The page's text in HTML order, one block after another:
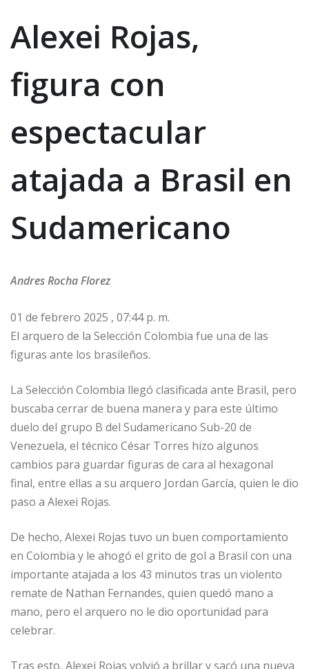
Alexei Rojas,
figura con
espectacular
atajada a Brasil en
Sudamericano
Andres Rocha Florez
01 de febrero 2025 , 07:44 p. m.
El arquero de la Selección Colombia fue una de las
figuras ante los brasileños.
La Selección Colombia llegó clasificada ante Brasil, pero
buscaba cerrar de buena manera y para este último
duelo del grupo B del Sudamericano Sub-20 de
Venezuela, el técnico César Torres hizo algunos
cambios para guardar figuras de cara al hexagonal
final, entre ellas a su arquero Jordan García, quien le dio
paso a Alexei Rojas.
De hecho, Alexei Rojas tuvo un buen comportamiento
en Colombia y le ahogó el grito de gol a Brasil con una
importante atajada a los 43 minutos tras un violento
remate de Nathan Fernandes, quien quedó mano a
mano, pero el arquero no le dio oportunidad para
celebrar.
Tras esto, Alexei Rojas volvió a brillar y sacó una nueva